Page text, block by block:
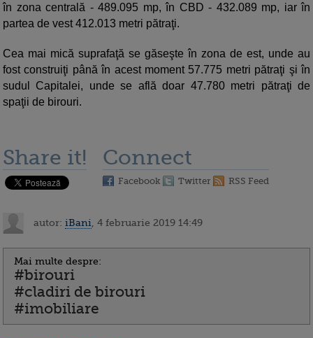
în zona centrală - 489.095 mp, în CBD - 432.089 mp, iar în
partea de vest 412.013 metri pătraţi.
Cea mai mică suprafaţă se găseşte în zona de est, unde au
fost construiţi până în acest moment 57.775 metri pătraţi şi în
sudul Capitalei, unde se află doar 47.780 metri pătraţi de
spaţii de birouri.
Share it! Connect
Facebook Twitter RSS Feed
autor: iBani , 4 februarie 2019 14:49
Mai multe despre:
#birouri
#cladiri de birouri
#imobiliare